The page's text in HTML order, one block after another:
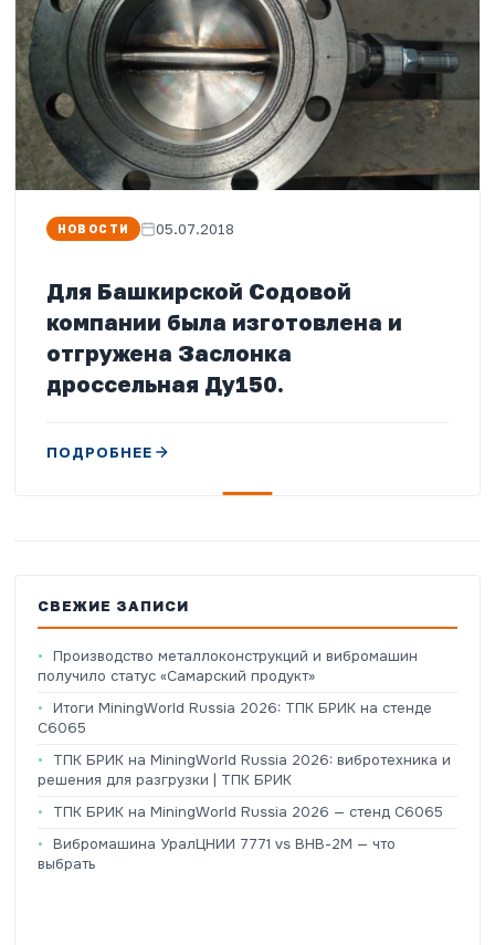
НОВОСТИ 05.07.2018
Для Башкирской Содовой
компании была изготовлена и
отгружена Заслонка
дроссельная Ду150.
ПОДРОБНЕЕ
СВЕЖИЕ ЗАПИСИ
Производство металлоконструкций и вибромашин
получило статус «Самарский продукт»
Итоги MiningWorld Russia 2026: ТПК БРИК на стенде
C6065
ТПК БРИК на MiningWorld Russia 2026: вибротехника и
решения для разгрузки | ТПК БРИК
ТПК БРИК на MiningWorld Russia 2026 — стенд C6065
Вибромашина УралЦНИИ 7771 vs ВНВ-2М — что
выбрать